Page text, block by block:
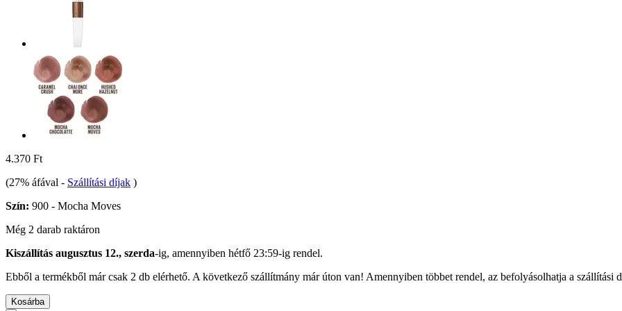
4.370 Ft
(27% áfával - Szállítási díjak )
Szín: 900 - Mocha Moves
Még 2 darab raktáron
Kiszállítás augusztus 12., szerda-ig, amennyiben hétfő 23:59-ig rendel.
Ebből a termékből már csak 2 db elérhető. A következő szállítmány már úton van! Amennyiben többet rendel, az befolyásolhatja a szállítási
Kosárba